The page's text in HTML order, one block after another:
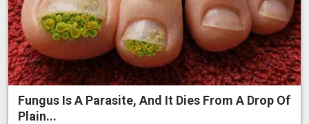
Fungus Is A Parasite, And It Dies From A Drop Of
Plain...